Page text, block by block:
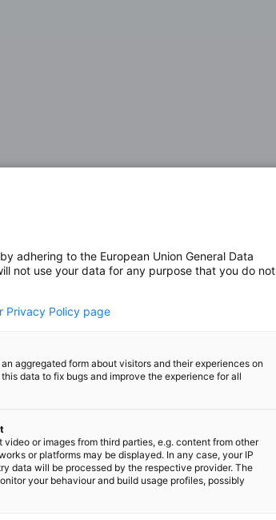
11019
für Saudi-
Pure, Block B,
of Saudi Arabia
aus
seiner Teile, ist
GmbH sowie
adhering to the European Union General Data
not use your data for any purpose that you do not
Privacy Policy page
aggregated form about visitors and their experiences on
data to fix bugs and improve the experience for all
video or images from third parties, e.g. content from other
or platforms may be displayed. In any case, your IP
data will be processed by the respective provider. The
your behaviour and build usage profiles, possibly